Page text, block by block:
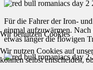
Für die Fahrer der Iron-
einmal aufzuwärmen.
etwas länger die flowigen
Wir benutzen Cookies
Wir nutzen Cookies auf
können selbst entscheiden,